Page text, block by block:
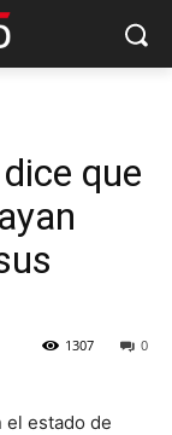
que
0
1307
el estado de